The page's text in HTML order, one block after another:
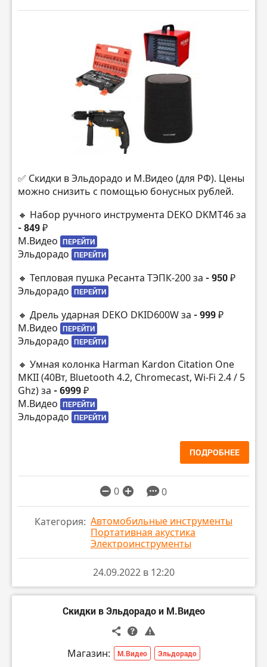
✅ Скидки в Эльдорадо и М.Видео (для РФ). Цены
можно снизить с помощью бонусных рублей.
🔸 Набор ручного инструмента DEKO DKMT46 за
- 849 ₽
М.Видео ПЕРЕЙТИ
Эльдорадо ПЕРЕЙТИ
🔸 Тепловая пушка Ресанта ТЭПК-200 за - 950 ₽
Эльдорадо ПЕРЕЙТИ
🔸 Дрель ударная DEKO DKID600W за - 999 ₽
М.Видео ПЕРЕЙТИ
Эльдорадо ПЕРЕЙТИ
🔸 Умная колонка Harman Kardon Citation One
MKII (40Вт, Bluetooth 4.2, Chromecast, Wi-Fi 2.4 / 5
Ghz) за - 6999 ₽
М.Видео ПЕРЕЙТИ
Эльдорадо ПЕРЕЙТИ
ПОДРОБНЕЕ
0 0
Категория: Автомобильные инструменты
Портативная акустика
Электроинструменты
24.09.2022 в 12:20
Скидки в Эльдорадо и М.Видео
Магазин: М.Видео Эльдорадо